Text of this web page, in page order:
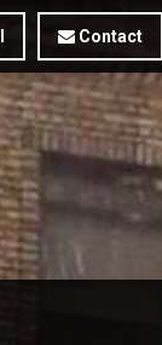
Contact